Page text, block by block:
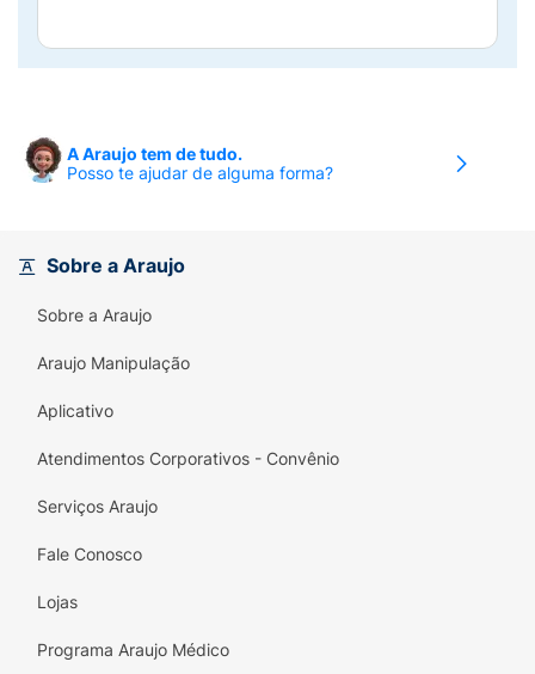
A Araujo tem de tudo.
Posso te ajudar de alguma forma?
Sobre a Araujo
Sobre a Araujo
Araujo Manipulação
Aplicativo
Atendimentos Corporativos - Convênio
Serviços Araujo
Fale Conosco
Lojas
Programa Araujo Médico